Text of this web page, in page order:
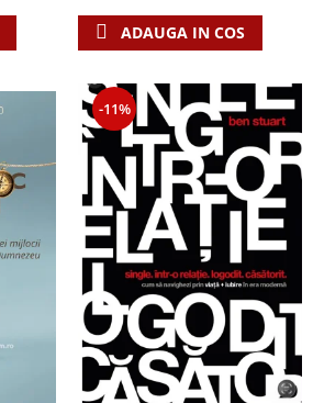
ADAUGA IN COS
-11%